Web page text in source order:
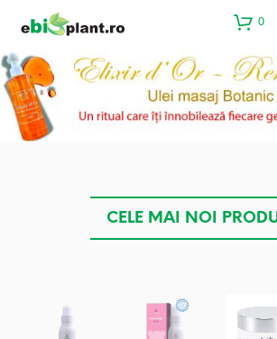
0
CELE MAI NOI